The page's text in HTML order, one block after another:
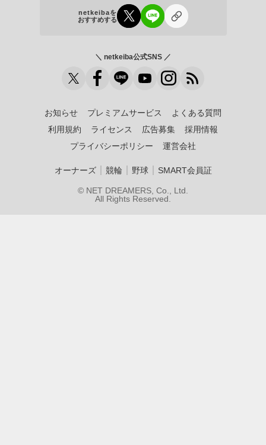
netkeibaを
おすすめする
＼ netkeiba公式SNS ／
お知らせ プレミアムサービス
よくある質問
利用規約
ライセンス 広告募集
採用情報
プライバシーポリシー
運営会社
オーナーズ｜ 競輪 野球｜ SMART会員証
© NET DREAMERS, Co., Ltd.
All Rights Reserved.